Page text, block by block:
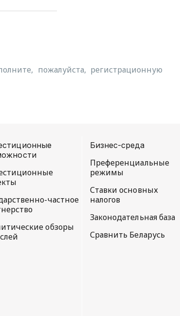
пожалуйста, регистрационную
частное
обзоры
Бизнес-среда
Преференциальные
режимы
Ставки основных
налогов
Законодательная база
Сравнить Беларусь